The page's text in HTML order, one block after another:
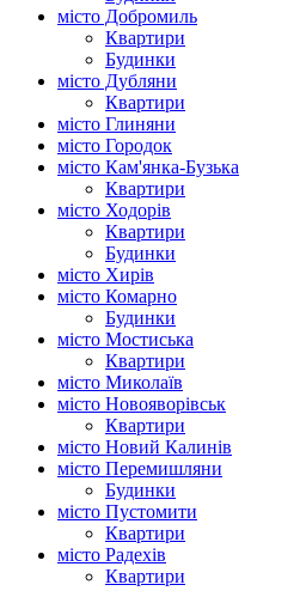
місто Добромиль
Квартири
Будинки
місто Дубляни
Квартири
місто Глиняни
місто Городок
місто Кам'янка-Бузька
Квартири
місто Ходорів
Квартири
Будинки
місто Хирів
місто Комарно
Будинки
місто Мостиська
Квартири
місто Миколаїв
місто Новояворівськ
Квартири
місто Новий Калинів
місто Перемишляни
Будинки
місто Пустомити
Квартири
місто Радехів
Квартири